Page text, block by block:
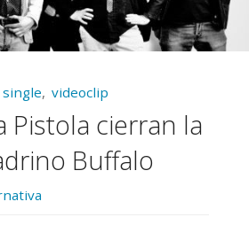
single, videoclip
Pistola cierran la
Buffalo